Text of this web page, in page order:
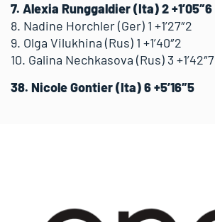
7. Alexia Runggaldier (Ita) 2 +1’05″6
8. Nadine Horchler (Ger) 1 +1’27″2
9. Olga Vilukhina (Rus) 1 +1’40″2
10. Galina Nechkasova (Rus) 3 +1’42″7
38. Nicole Gontier (Ita) 6 +5’16″5